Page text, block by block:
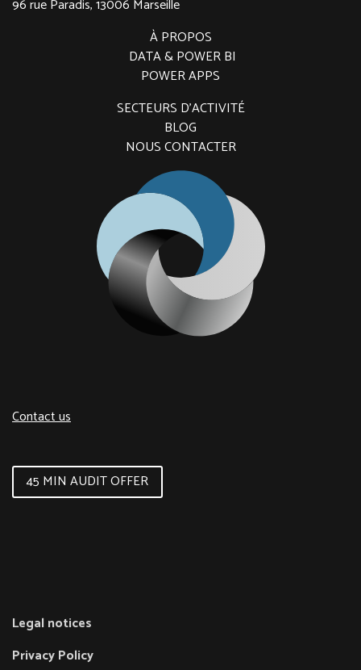
96 rue Paradis, 13006 Marseille
À PROPOS
DATA & POWERBI
POWER APPS
SECTEURS D'ACTIVITÉ
BLOG
NOUS CONTACTER
Contact us
45 MIN AUDIT OFFER
Legal notices
Privacy Policy